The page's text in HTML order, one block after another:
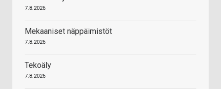
7.8.2026
Mekaaniset näppäimistöt
7.8.2026
Tekoäly
7.8.2026